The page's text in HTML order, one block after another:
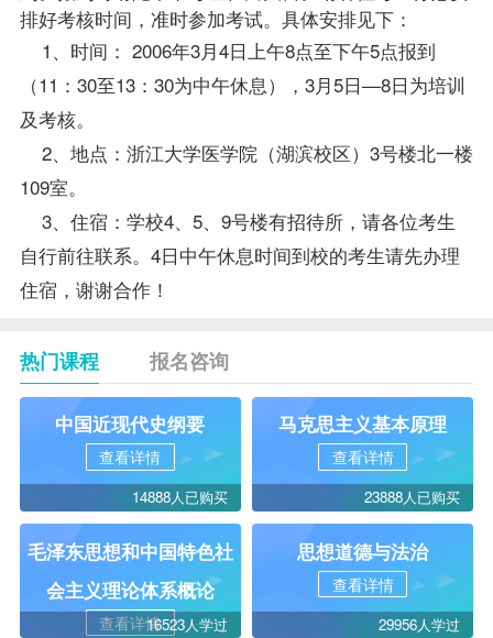
排好考核时间，准时参加考试。具体安排见下：
1、时间： 2006年3月4日上午8点至下午5点报到
（11：30至13：30为中午休息），3月5日—8日为培训
及考核。
2、地点：浙江大学医学院（湖滨校区）3号楼北一楼
109室。
3、住宿：学校4、5、9号楼有招待所，请各位考生
自行前往联系。4日中午休息时间到校的考生请先办理
住宿，谢谢合作！
热门课程 报名咨询
中国近现代史纲要
查看详情
14888人已购买
马克思主义基本原理
查看详情
23888人已购买
毛泽东思想和中国特色社
会主义理论体系概论
查看详情16523人学过
思想道德与法治
查看详情
29956人学过